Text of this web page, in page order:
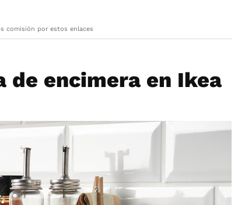
comisión por estos enlaces
de encimera en Ikea